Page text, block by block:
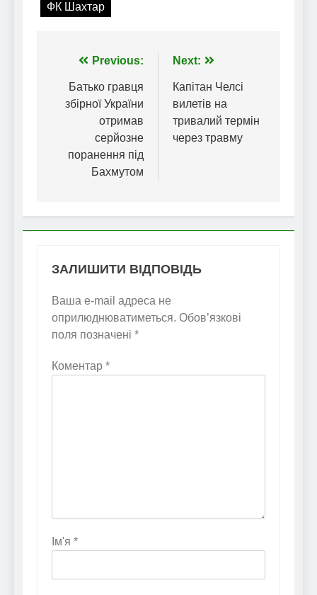
ФК Шахтар
Навігація
записів
Previous:
Батько гравця
збірної України
отримав
серйозне
поранення під
Бахмутом
Next:
Капітан Челсі
вилетів на
тривалий термін
через травму
ЗАЛИШИТИ ВІДПОВІДЬ
Ваша e-mail адреса не
оприлюднюватиметься. Обов’язкові
поля позначені *
Коментар *
Ім'я *